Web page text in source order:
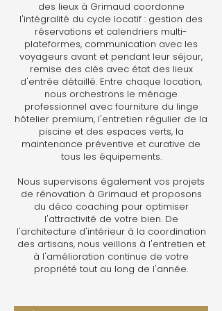
des lieux à Grimaud coordonne
l'intégralité du cycle locatif : gestion des
réservations et calendriers multi-
plateformes, communication avec les
voyageurs avant et pendant leur séjour,
remise des clés avec état des lieux
d'entrée détaillé. Entre chaque location,
nous orchestrons le ménage
professionnel avec fourniture du linge
hôtelier premium, l'entretien régulier de la
piscine et des espaces verts, la
maintenance préventive et curative de
tous les équipements.
Nous supervisons également vos projets
de rénovation à Grimaud et proposons
du déco coaching pour optimiser
l'attractivité de votre bien. De
l'architecture d'intérieur à la coordination
des artisans, nous veillons à l'entretien et
à l'amélioration continue de votre
propriété tout au long de l'année.